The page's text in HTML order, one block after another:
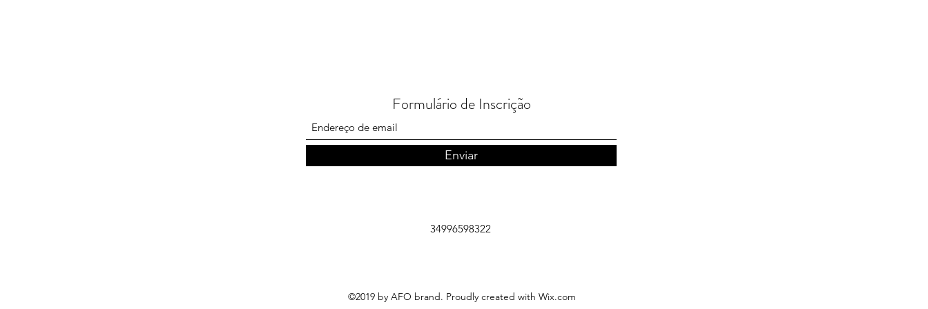
Formulário de Inscrição
Enviar
34996598322
©2019 by AFO brand. Proudly created with Wix.com